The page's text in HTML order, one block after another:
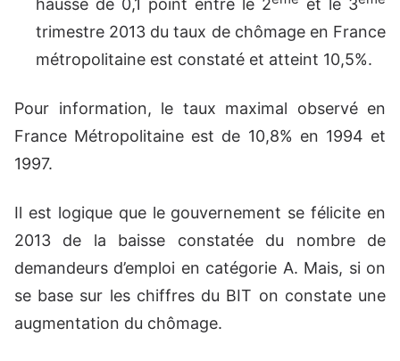
hausse de 0,1 point entre le 2 et le 3
trimestre 2013 du taux de chômage en France
métropolitaine est constaté et atteint 10,5%.
Pour information, le taux maximal observé en
France Métropolitaine est de 10,8% en 1994 et
1997.
Il est logique que le gouvernement se félicite en
2013 de la baisse constatée du nombre de
demandeurs d’emploi en catégorie A. Mais, si on
se base sur les chiffres du BIT on constate une
augmentation du chômage.